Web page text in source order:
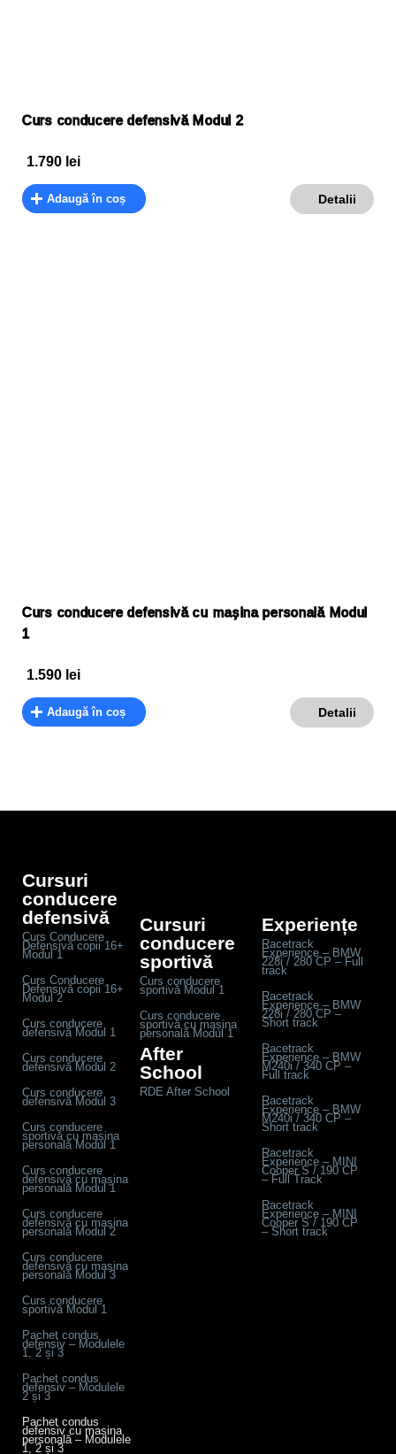
Curs conducere defensivă Modul 2
1.790 lei
Adaugă în coș Detalii
Curs conducere defensivă cu mașina personală Modul
1
1.590 lei
Adaugă în coș Detalii
Cursuri
conducere
defensivă
Curs Conducere
Defensivă copii 16+
Modul 1
Curs Conducere
Defensivă copii 16+
Modul 2
Curs conducere
defensivă Modul 1
Curs conducere
defensivă Modul 2
Curs conducere
defensivă Modul 3
Curs conducere
sportivă cu mașina
personală Modul 1
Curs conducere
defensivă cu mașina
personală Modul 1
Curs conducere
defensivă cu mașina
personală Modul 2
Curs conducere
defensivă cu mașina
personală Modul 3
Curs conducere
sportivă Modul 1
Pachet condus
defensiv – Modulele
1, 2 și 3
Pachet condus
defensiv – Modulele
2 și 3
Pachet condus
defensiv cu mașina
personală – Modulele
1, 2 și 3
Cursuri
conducere
sportivă
Curs conducere
sportivă Modul 1
Curs conducere
sportivă cu mașina
personală Modul 1
After
School
RDE After School
Experiențe
Racetrack
Experience – BMW
228i / 280 CP – Full
track
Racetrack
Experience – BMW
228i / 280 CP –
Short track
Racetrack
Experience – BMW
M240i / 340 CP –
Full track
Racetrack
Experience – BMW
M240i / 340 CP –
Short track
Racetrack
Experience – MINI
Cooper S / 190 CP
– Full Track
Racetrack
Experience – MINI
Cooper S / 190 CP
– Short track